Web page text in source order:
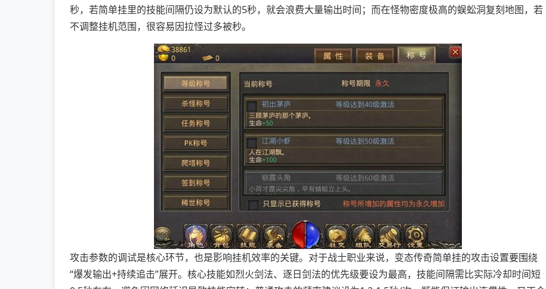
秒，若简单挂里的技能间隔仍设为默认的5秒，就会浪费大量输出时间；而在怪物密度极高的蜈蚣洞复刻地图，若
不调整挂机范围，很容易因拉怪过多被秒。
攻击参数的调试是核心环节，也是影响挂机效率的关键。对于战士职业来说，变态传奇简单挂的攻击设置要围绕
“爆发输出+持续追击”展开。核心技能如烈火剑法、逐日剑法的优先级要设为最高，技能间隔需比实际冷却时间短